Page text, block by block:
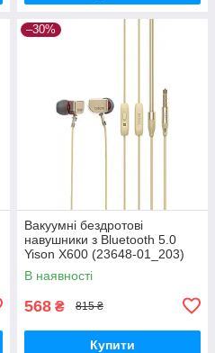
–30%
Вакуумні бездротові
навушники з Bluetooth 5.0
Yison X600 (23648-01_203)
В наявності
568 ₴ 815 ₴
Купити